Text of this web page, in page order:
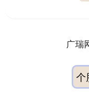
广瑞
个